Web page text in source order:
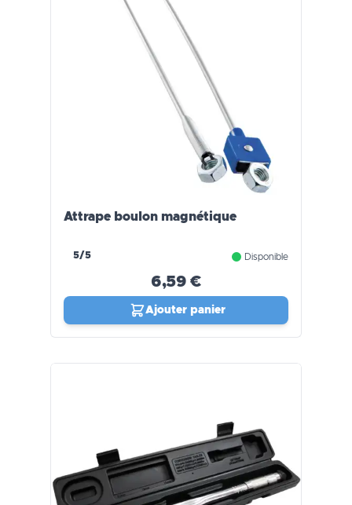
Attrape boulon magnétique
5/5 Disponible
6,59 €
Ajouter panier